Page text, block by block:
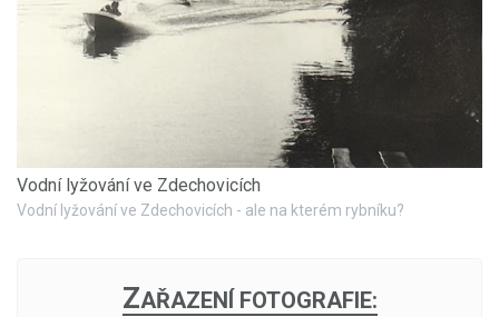
Vodní lyžování ve Zdechovicích
Vodní lyžování ve Zdechovicích - ale na kterém rybníku?
ZAŘAZENÍ FOTOGRAFIE: